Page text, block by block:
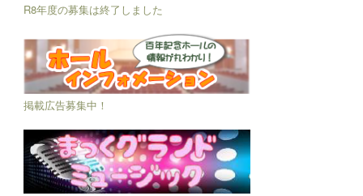
R8年度の募集は終了しました
掲載広告募集中！